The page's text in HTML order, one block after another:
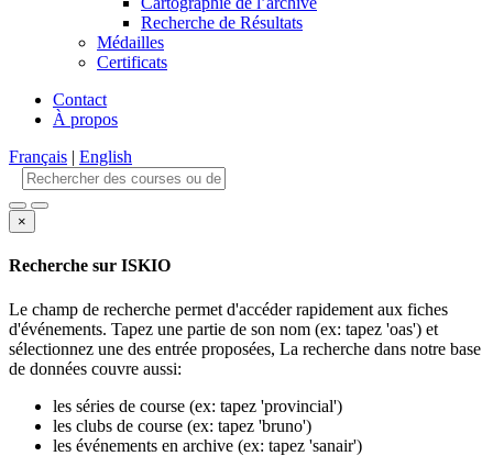
Recherche de Résultats
Médailles
Certificats
Contact
À propos
Français | English
×
Recherche sur ISKIO
Le champ de recherche permet d'accéder rapidement aux fiches
d'événements. Tapez une partie de son nom (ex: tapez 'oas') et
sélectionnez une des entrée proposées, La recherche dans notre base
de données couvre aussi:
les séries de course (ex: tapez 'provincial')
les clubs de course (ex: tapez 'bruno')
les événements en archive (ex: tapez 'sanair')